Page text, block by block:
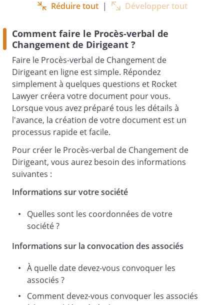
PREMIERE RESOLUTION : FIN DE MANDAT
DEUXIEME RESOLUTION : NOMINATION
TROISIEME RESOLUTION : POUVOIR AU
PORTEUR
donne tous pouvoirs au porteur de
copies ou d'extraits du présent procès-
de droit.
adoptée .
L'ordre du jour étant épuisé et personne
ne demandant plus la parole, le Président
Réduire tout | Développer tout
Comment faire le Procès-verbal de
Changement de Dirigeant ?
Faire le Procès-verbal de Changement de
Dirigeant en ligne est simple. Répondez
simplement à quelques questions et Rocket
Lawyer créera votre document pour vous.
Lorsque vous avez préparé tous les détails à
l'avance, la création de votre document est un
processus rapide et facile.
Pour créer le Procès-verbal de Changement de
Dirigeant, vous aurez besoin des informations
suivantes :
Informations sur votre société
Quelles sont les coordonnées de votre
société ?
Informations sur la convocation des associés
À quelle date devez-vous convoquer les
associés ?
Comment devez-vous convoquer les associés